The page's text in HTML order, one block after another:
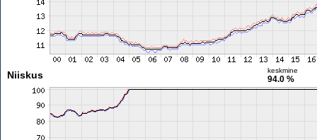
Niiskus keskmine
94.0 %